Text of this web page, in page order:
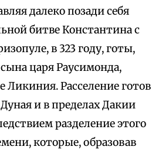
далеко позади себя
битве Константина с
в 323 году, готы,
царя Раусимонда,
Ликиния. Расселение готов
и в пределах Дакии
разделение этого
которые, образовав